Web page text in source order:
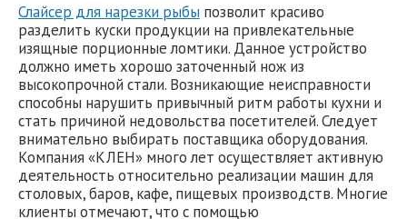
Слайсер для нарезки рыбы позволит красиво
разделить куски продукции на привлекательные
изящные порционные ломтики. Данное устройство
должно иметь хорошо заточенный нож из
высокопрочной стали. Возникающие неисправности
способны нарушить привычный ритм работы кухни и
стать причиной недовольства посетителей. Следует
внимательно выбирать поставщика оборудования.
Компания «КЛЕН» много лет осуществляет активную
деятельность относительно реализации машин для
столовых, баров, кафе, пищевых производств. Многие
клиенты отмечают, что с помощью